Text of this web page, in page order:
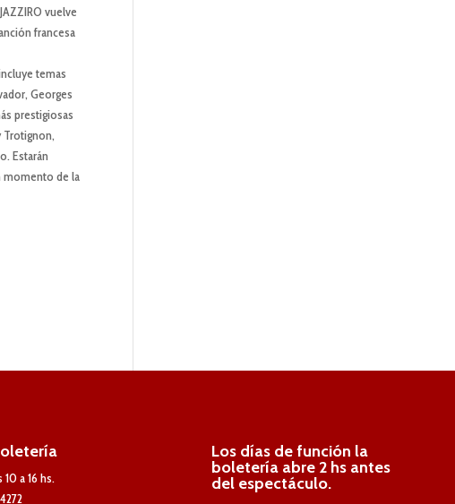
vuelve
francesa
temas
Georges
prestigiosas
Trotignon,
Estarán
momento de la
a 16 hs.
Los días de función la
boletería abre 2 hs antes
del espectáculo.